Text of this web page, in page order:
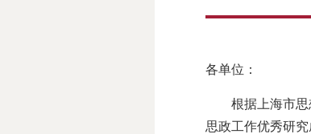
各单位：
根据上海市思想
思政工作优秀研